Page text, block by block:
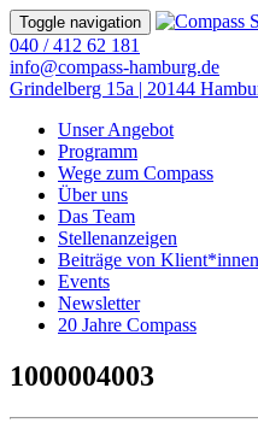
Toggle navigation
040 / 412 62 181
info@compass-hamburg.de
Grindelberg 15a | 20144
Unser Angebot
Programm
Wege zum Compass
Über uns
Das Team
Stellenanzeigen
Beiträge von Klient*innen
Events
Newsletter
20 Jahre Compass
1000004003